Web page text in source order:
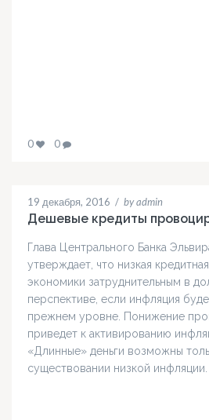
0 0
19 декабря, 2016 / by admin
Дешевые кредиты
Глава Центрального Банка
утверждает, что низкая
экономики затруднительным в
перспективе, если инфляция
прежнем уровне. Понижение
приведет к активированию
«Длинные» деньги возможны
существовании низкой инфляции.